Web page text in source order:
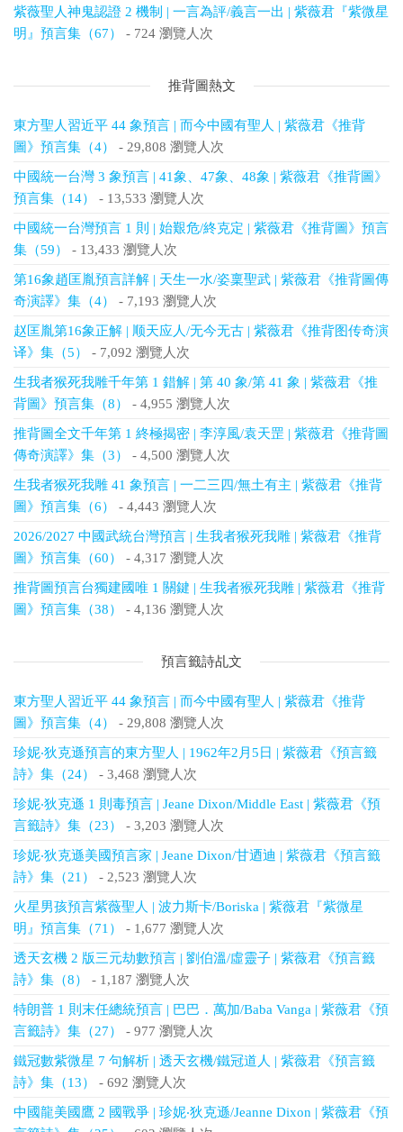
紫薇聖人神鬼認證 2 機制 | 一言為評/義言一出 | 紫薇君『紫微星
明』預言集（67）
- 724 瀏覽人次
推背圖熱文
東方聖人習近平 44 象預言 | 而今中國有聖人 | 紫薇君《推背
圖》預言集（4）
- 29,808 瀏覽人次
中國統一台灣 3 象預言 | 41象、47象、48象 | 紫薇君《推背圖》
預言集（14）
- 13,533 瀏覽人次
中國統一台灣預言 1 則 | 始艱危/終克定 | 紫薇君《推背圖》預言
集（59）
- 13,433 瀏覽人次
第16象趙匡胤預言詳解 | 天生一水/姿稟聖武 | 紫薇君《推背圖傳
奇演譯》集（4）
- 7,193 瀏覽人次
赵匡胤第16象正解 | 顺天应人/无今无古 | 紫薇君《推背图传奇演
译》集（5）
- 7,092 瀏覽人次
生我者猴死我雕千年第 1 錯解 | 第 40 象/第 41 象 | 紫薇君《推
背圖》預言集（8）
- 4,955 瀏覽人次
推背圖全文千年第 1 終極揭密 | 李淳風/袁天罡 | 紫薇君《推背圖
傳奇演譯》集（3）
- 4,500 瀏覽人次
生我者猴死我雕 41 象預言 | 一二三四/無土有主 | 紫薇君《推背
圖》預言集（6）
- 4,443 瀏覽人次
2026/2027 中國武統台灣預言 | 生我者猴死我雕 | 紫薇君《推背
圖》預言集（60）
- 4,317 瀏覽人次
推背圖預言台獨建國唯 1 關鍵 | 生我者猴死我雕 | 紫薇君《推背
圖》預言集（38）
- 4,136 瀏覽人次
預言籤詩乩文
東方聖人習近平 44 象預言 | 而今中國有聖人 | 紫薇君《推背
圖》預言集（4）
- 29,808 瀏覽人次
珍妮‧狄克遜預言的東方聖人 | 1962年2月5日 | 紫薇君《預言籤
詩》集（24）
- 3,468 瀏覽人次
珍妮‧狄克遜 1 則毒預言 | Jeane Dixon/Middle East | 紫薇君《預
言籤詩》集（23）
- 3,203 瀏覽人次
珍妮‧狄克遜美國預言家 | Jeane Dixon/甘迺迪 | 紫薇君《預言籤
詩》集（21）
- 2,523 瀏覽人次
火星男孩預言紫薇聖人 | 波力斯卡/Boriska | 紫薇君『紫微星
明』預言集（71）
- 1,677 瀏覽人次
透天玄機 2 版三元劫數預言 | 劉伯溫/虛靈子 | 紫薇君《預言籤
詩》集（8）
- 1,187 瀏覽人次
特朗普 1 則末任總統預言 | 巴巴．萬加/Baba Vanga | 紫薇君《預
言籤詩》集（27）
- 977 瀏覽人次
鐵冠數紫微星 7 句解析 | 透天玄機/鐵冠道人 | 紫薇君《預言籤
詩》集（13）
- 692 瀏覽人次
中國龍美國鷹 2 國戰爭 | 珍妮‧狄克遜/Jeanne Dixon | 紫薇君《預